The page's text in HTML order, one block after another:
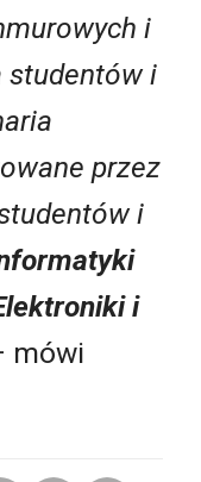
i
studentów i
przez
i
i
mówi